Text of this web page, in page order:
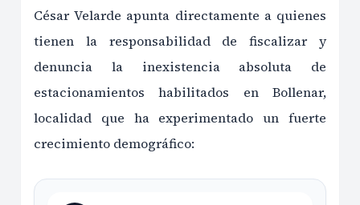
César Velarde apunta directamente a quienes
tienen la responsabilidad de fiscalizar y
denuncia la inexistencia absoluta de
estacionamientos habilitados en Bollenar,
localidad que ha experimentado un fuerte
crecimiento demográfico: